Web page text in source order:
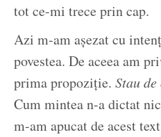
tot ce-mi trece prin cap.
Azi m-am așezat cu
povestea. De aceea am
prima propoziție. Stau
Cum mintea n-a dictat
m-am apucat de acest